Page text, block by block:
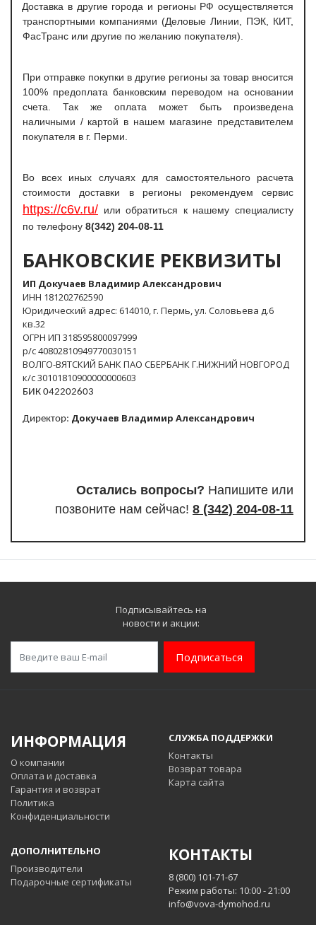
Доставка в другие города и регионы РФ осуществляется
транспортными компаниями (Деловые Линии, ПЭК, КИТ,
ФасТранс или другие по желанию покупателя).
При отправке покупки в другие регионы за товар вносится
100% предоплата банковским переводом на основании
счета. Так же оплата может быть произведена
наличными / картой в нашем магазине представителем
покупателя в г. Перми.
Во всех иных случаях для самостоятельного расчета
стоимости доставки в регионы рекомендуем сервис
https://c6v.ru/ или обратиться к нашему специалисту
по телефону 8(342) 204-08-11
БАНКОВСКИЕ РЕКВИЗИТЫ
ИП Докучаев Владимир Александрович
ИНН 181202762590
Юридический адрес: 614010, г. Пермь, ул. Соловьева д.6
кв.32
ОГРН ИП 318595800097999
р/с 40802810949770030151
ВОЛГО-ВЯТСКИЙ БАНК ПАО СБЕРБАНК Г.НИЖНИЙ НОВГОРОД
к/с 30101810900000000603
БИК 042202603
Директор: Докучаев Владимир Александрович
Остались вопросы? Напишите или
позвоните нам сейчас! 8 (342) 204-08-11
Подписывайтесь на
новости и акции:
Подписаться
ИНФОРМАЦИЯ
О компании
Оплата и доставка
Гарантия и возврат
Политика
Конфиденциальности
СЛУЖБА ПОДДЕРЖКИ
Контакты
Возврат товара
Карта сайта
ДОПОЛНИТЕЛЬНО
Производители
Подарочные сертификаты
КОНТАКТЫ
8 (800) 101-71-67
Режим работы: 10:00 - 21:00
info@vova-dymohod.ru